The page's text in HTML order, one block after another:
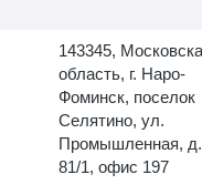
143345,
область, г. Наро-
Фоминск, поселок
Селятино, ул.
Промышленная, д.
81/1, офис 197